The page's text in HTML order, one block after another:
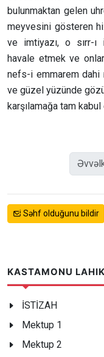
bulunmaktan gelen
meyvesini gösteren
ve imtiyazı, o sırr-ı
havale etmek ve
nefs-i emmarem dahi
ve güzel yüzünde
karşılamağa tam
Səhf olduğunu bildir
KASTAMONU
İSTİZAH
Mektup 1
Mektup 2